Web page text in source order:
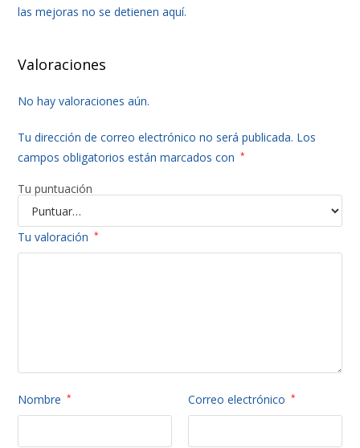
las mejoras no se detienen aquí.
Valoraciones
No hay valoraciones aún.
Tu dirección de correo electrónico no será publicada. Los
campos obligatorios están marcados con
*
Tu puntuación
Tu valoración *
Nombre * Correo electrónico *